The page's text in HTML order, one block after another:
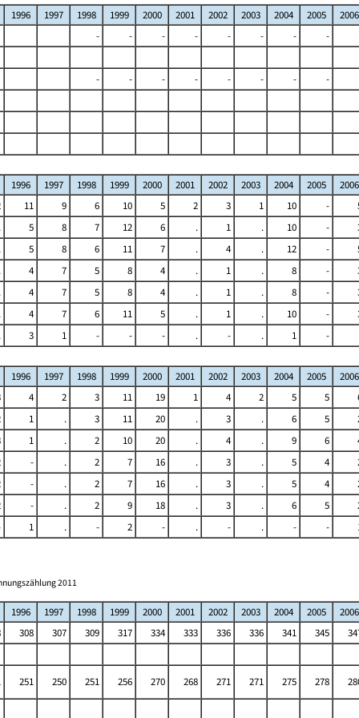
1996 1997 1998 1999 2000 2001 2002 2003 2004 2005
2006
- - - - - - -
-
- - - - - - -
-
1996 1997 1998 1999 2000 2001 2002 2003 2004 2005
2006
11 9 6 10 5 2 3 1 10 -
. 5 8 7 12 6 . 1 . 10 -
. 5 8 6 11 7 . 4 . 12 -
. 4 7 5 8 4 . 1 . 8 -
. 4 7 5 8 4 . 1 . 8 -
. 4 7 6 11 5 . 1 . 10 -
. 3 1 - - - . - . 1
-
1996 1997 1998 1999 2000 2001 2002 2003 2004 2005
2006
4 2 3 11 19 1 4 2 5 5
1 . 3 11 20 . 3 . 6 5
1 . 2 10 20 . 4 . 9 6
- . 2 7 16 . 3 . 5 4
- . 2 7 16 . 3 . 5 4
- . 2 9 18 . 3 . 6 5
1 . - 2 - . - . - -
2011
1996 1997 1998 1999 2000 2001 2002 2003 2004 2005
2006
308 307 309 317 334 333 336 336 341 345
251 250 251 256 270 268 271 271 275 278